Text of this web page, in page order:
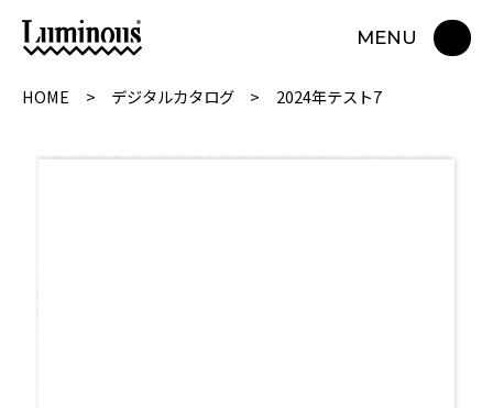
MENU
HOME デジタルカタログ 2024年テスト7